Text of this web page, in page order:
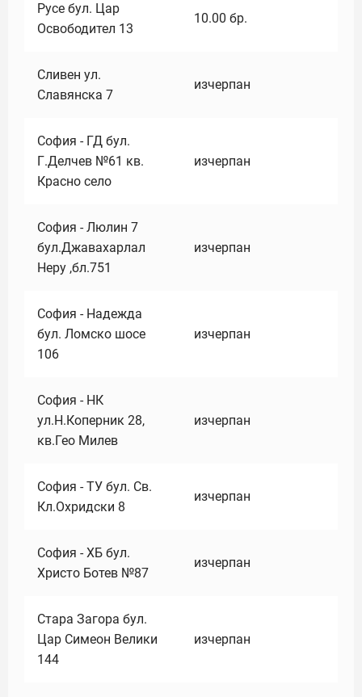
Русе бул. Цар
Освободител 13
10.00 бр.
Сливен ул.
Славянска 7
изчерпан
София - ГД бул.
Г.Делчев №61 кв.
Красно село
изчерпан
София - Люлин 7
бул.Джавахарлал
Неру ,бл.751
изчерпан
София - Надежда
бул. Ломско шосе
106
изчерпан
София - НК
ул.Н.Коперник 28,
кв.Гео Милев
изчерпан
София - ТУ бул. Св.
Кл.Охридски 8
изчерпан
София - ХБ бул.
Христо Ботев №87
изчерпан
Стара Загора бул.
Цар Симеон Велики
144
изчерпан